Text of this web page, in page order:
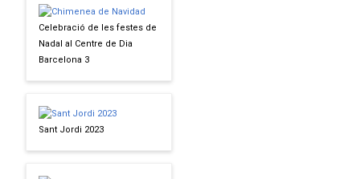
Celebració de les festes de
Nadal al Centre de Dia
Barcelona 3
Sant Jordi 2023